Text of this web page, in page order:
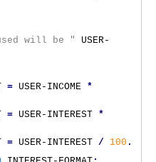
will be "
USER-
= USER-INCOME *
= USER-INTEREST *
= USER-INTEREST / 100 .